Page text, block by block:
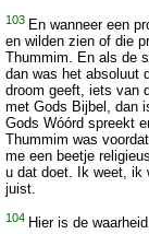
103 En wanneer een
en wilden zien of die
Thummim. En als de
dan was het absoluut
droom geeft, iets van
met Gods Bijbel, dan
Gods Wóórd spreekt
Thummim was
me een beetje
u dat doet. Ik weet, ik
juist.
104 Hier is de